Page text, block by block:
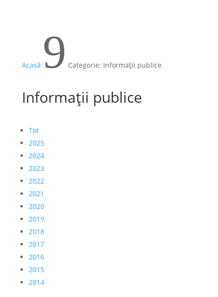
Acasă 9 Categorie: Informații publice
Informații publice
Tot
2025
2024
2023
2022
2021
2020
2019
2018
2017
2016
2015
2014